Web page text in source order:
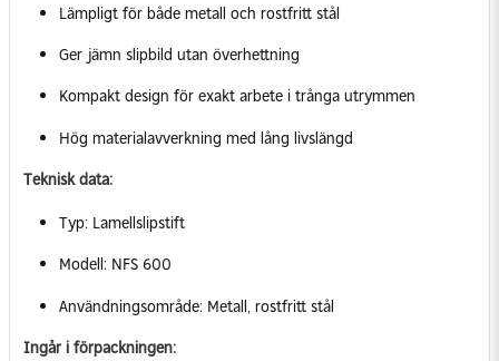
Lämpligt för både metall och rostfritt stål
Ger jämn slipbild utan överhettning
Kompakt design för exakt arbete i trånga utrymmen
Hög materialavverkning med lång livslängd
Teknisk data:
Typ: Lamellslipstift
Modell: NFS 600
Användningsområde: Metall, rostfritt stål
Ingår i förpackningen: